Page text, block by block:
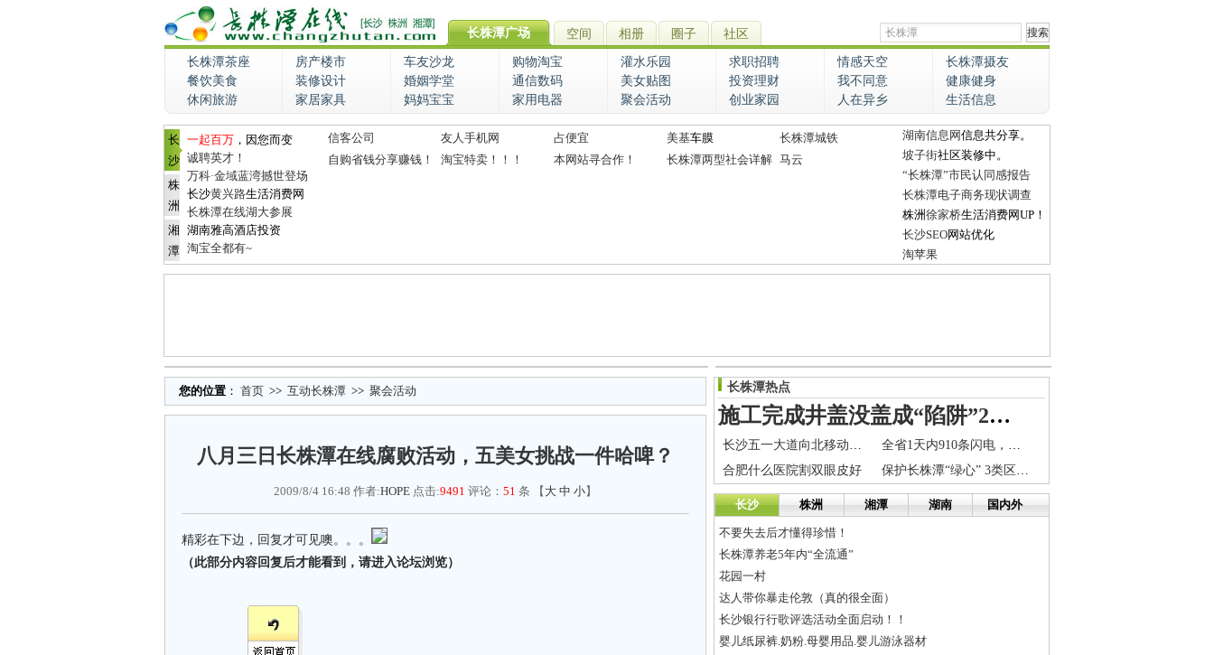
长株潭广场 空间 相册 圈子 社区
长株潭茶座 房产楼市 车友沙龙 购物淘宝 灌水乐园 求职招聘 情感天空
长株潭摄友
餐饮美食
装修设计 婚姻学堂 通信数码 美女贴图 投资理财 我不同意
健康健身
休闲旅游
家居家具 妈妈宝宝 家用电器 聚会活动 创业家园 人在异乡 生活信息
长
沙
株
洲
湘
潭
一起百万 ，因您而变
诚聘英才！
万科·金域蓝湾撼世登场
长沙黄兴路生活消费网
长株潭在线湖大参展
湖南雅高酒店投资
淘宝全都有~
信客公司 友人手机网 占便宜 美基车膜
长株潭城铁
自购省钱分享赚钱！
淘宝特卖！！！ 本网站寻合作！ 长株潭两型社会详解 马云
湖南信息网信息共分享。
坡子街社区装修中。
“长株潭”市民认同感报告
长株潭电子商务现状调查
株洲徐家桥生活消费网UP！
长沙SEO网站优化
淘苹果
您的位置 ： 首页 >> 互动长株潭 >> 聚会活动
八月三日长株潭在线腐败活动，五美女挑战一件哈啤？
2009/8/4 16:48 作者:HOPE 点击:9491 评论： 51 条 【 大 中 小】
精彩在下边，回复才可见噢。。。
（此部分内容回复后才能看到，请进入论坛浏览）
长株潭热点
施工完成井盖没盖成“陷阱”20分钟内2个市民掉井下
长沙五一大道向北移动两车道 不影响机动车通行
全省1天内910条闪电，今起天气转晴气温回升
合肥什么医院割双眼皮好
保护长株潭“绿心” 3类区域为禁止开发区
长沙 株洲 湘潭 湖南 国内外
不要失去后才懂得珍惜！
长株潭养老5年内“全流通”
花园一村
达人带你暴走伦敦（真的很全面）
长沙银行行歌评选活动全面启动！！
婴儿纸尿裤.奶粉.母婴用品.婴儿游泳器材